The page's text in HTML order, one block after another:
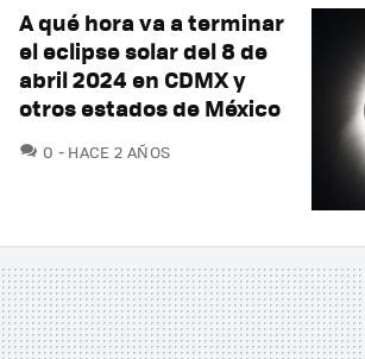
A qué hora va a terminar
el eclipse solar del 8 de
abril 2024 en CDMX y
otros estados de México
0 COMENTARIOS
HACE 2 AÑOS